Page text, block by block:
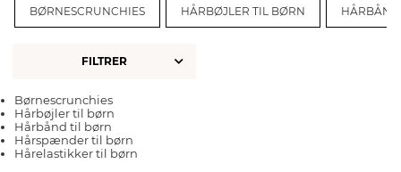
BØRNESCRUNCHIES HÅRBØJLER TIL BØRN
FILTRER
Børnescrunchies
Hårbøjler til børn
Hårbånd til børn
Hårspænder til børn
Hårelastikker til børn